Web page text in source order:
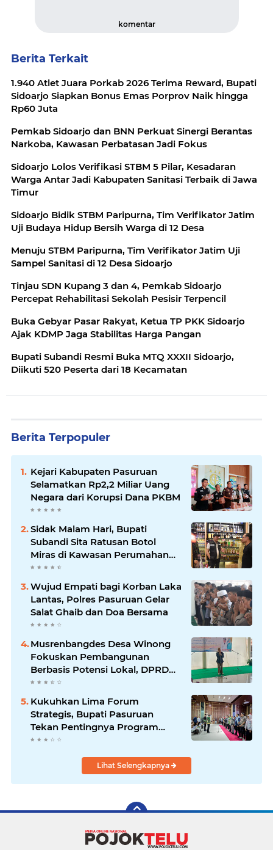
komentar
Berita Terkait
1.940 Atlet Juara Porkab 2026 Terima Reward, Bupati
Sidoarjo Siapkan Bonus Emas Porprov Naik hingga
Rp60 Juta
Pemkab Sidoarjo dan BNN Perkuat Sinergi Berantas
Narkoba, Kawasan Perbatasan Jadi Fokus
Sidoarjo Lolos Verifikasi STBM 5 Pilar, Kesadaran
Warga Antar Jadi Kabupaten Sanitasi Terbaik di Jawa
Timur
Sidoarjo Bidik STBM Paripurna, Tim Verifikator Jatim
Uji Budaya Hidup Bersih Warga di 12 Desa
Menuju STBM Paripurna, Tim Verifikator Jatim Uji
Sampel Sanitasi di 12 Desa Sidoarjo
Tinjau SDN Kupang 3 dan 4, Pemkab Sidoarjo
Percepat Rehabilitasi Sekolah Pesisir Terpencil
Buka Gebyar Pasar Rakyat, Ketua TP PKK Sidoarjo
Ajak KDMP Jaga Stabilitas Harga Pangan
Bupati Subandi Resmi Buka MTQ XXXII Sidoarjo,
Diikuti 520 Peserta dari 18 Kecamatan
Berita Terpopuler
Kejari Kabupaten Pasuruan
Selamatkan Rp2,2 Miliar Uang
Negara dari Korupsi Dana PKBM
Sidak Malam Hari, Bupati
Subandi Sita Ratusan Botol
Miras di Kawasan Perumahan
Sidoarjo
Wujud Empati bagi Korban Laka
Lantas, Polres Pasuruan Gelar
Salat Ghaib dan Doa Bersama
Musrenbangdes Desa Winong
Fokuskan Pembangunan
Berbasis Potensi Lokal, DPRD
Optimistis Meski Dihantam
Efisiensi Anggaran
Kukuhkan Lima Forum
Strategis, Bupati Pasuruan
Tekan Pentingnya Program
Nyata untuk Rakyat
Lihat Selengkapnya